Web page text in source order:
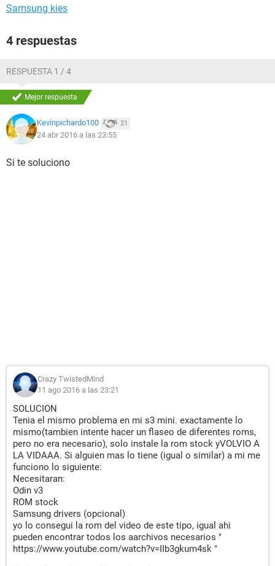
Samsung kies
4 respuestas
RESPUESTA 1 / 4
Mejor respuesta
Kevinpichardo100 21
24 abr 2016 a las 23:55
Si te soluciono
Crazy TwistedMind
11 ago 2016 a las 23:21
SOLUCION
Tenia el mismo problema en mi s3 mini. exactamente lo
mismo(tambien intente hacer un flaseo de diferentes roms,
pero no era necesario), solo instale la rom stock yVOLVIO A
LA VIDAAA. Si alguien mas lo tiene (igual o similar) a mi me
funciono lo siguiente:
Necesitaran:
Odin v3
ROM stock
Samsung drivers (opcional)
yo lo consegui la rom del video de este tipo, igual ahi
pueden encontrar todos los aarchivos necesarios "
https://www.youtube.com/watch?v=IIb3gkum4sk "